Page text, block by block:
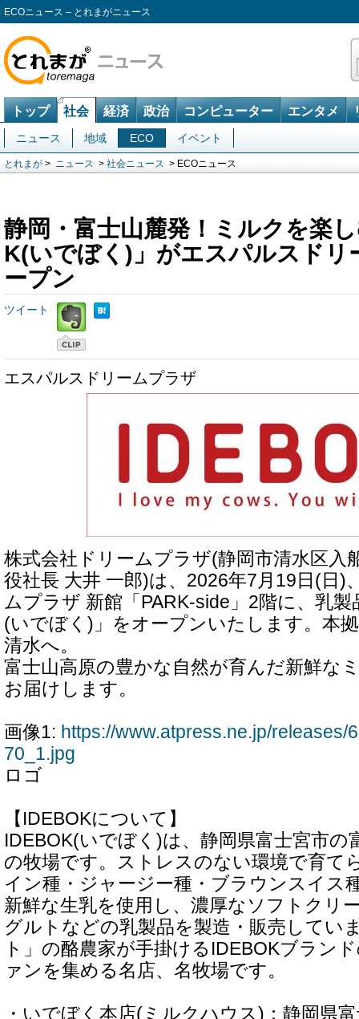
ECOニュース – とれまがニュース
トップ 社会 経済 政治 コンピューター エンタメ
ニュース 地域 ECO イベント
とれまが > ニュース > 社会ニュース > ECOニュース
静岡・富士山麓発！ミルクを楽
K(いでぼく)」がエスパルスドリ
ープン
ツイート
エスパルスドリームプラザ
株式会社ドリームプラザ(静岡市清水区入
役社長 大井 一郎)は、2026年7月19日(日)
ムプラザ 新館「PARK-side」2階に、乳製
(いでぼく)」をオープンいたします。本
清水へ。
富士山高原の豊かな自然が育んだ新鮮な
お届けします。
画像1: https://www.atpress.ne.jp/releases/
70_1.jpg
ロゴ
【IDEBOKについて】
IDEBOK(いでぼく)は、静岡県富士宮市の
の牧場です。ストレスのない環境で育て
イン種・ジャージー種・ブラウンスイス
新鮮な生乳を使用し、濃厚なソフトクリ
グルトなどの乳製品を製造・販売してい
ト」の酪農家が手掛けるIDEBOKブラン
ァンを集める名店、名牧場です。
・いでぼく本店(ミルクハウス)：静岡県